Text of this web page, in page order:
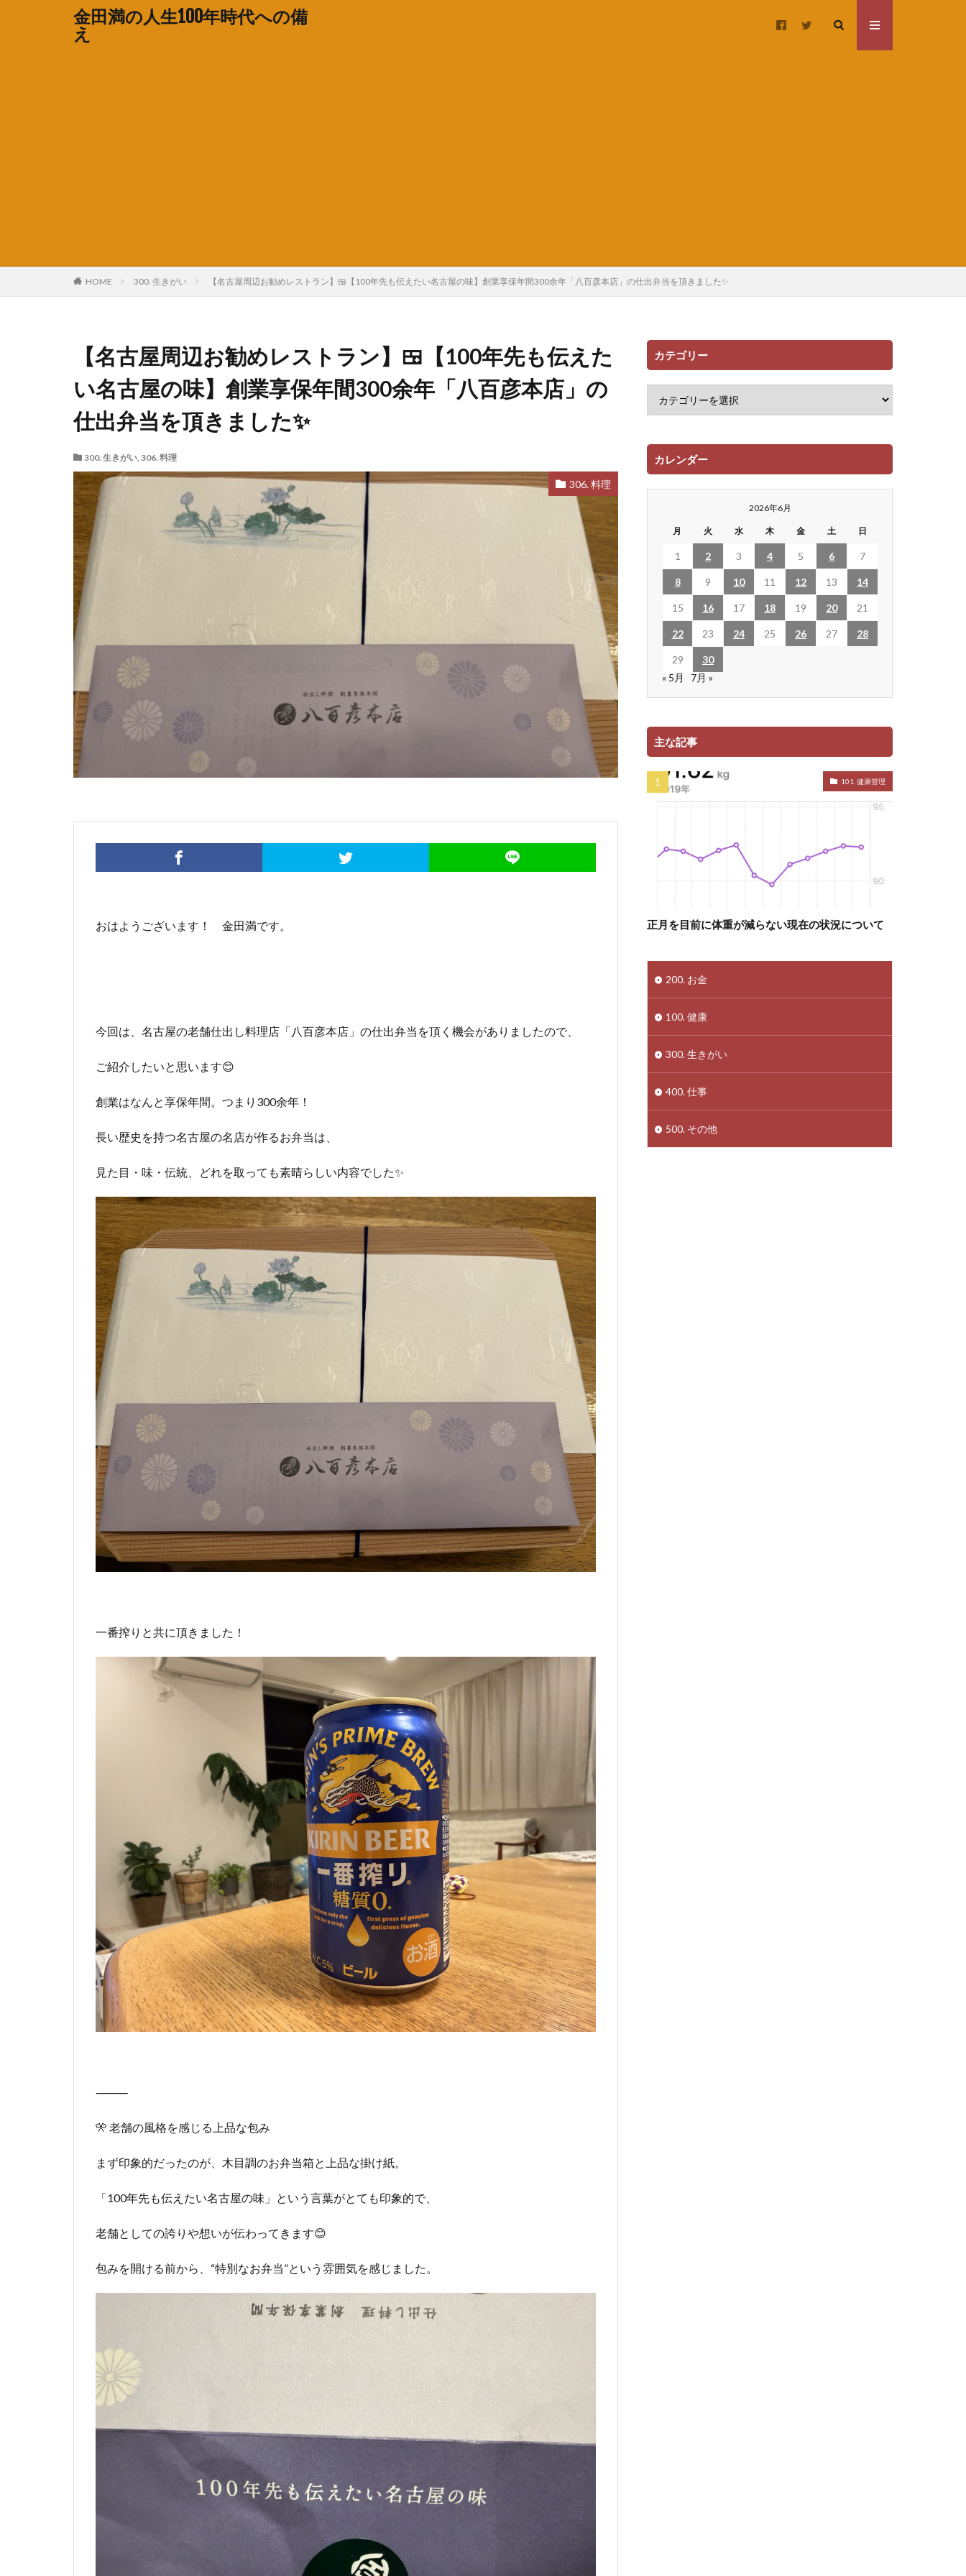
金田満の人生100年時代への備
え
HOME 300. 生きがい 【名古屋周辺お勧めレストラン】🍱【100年先も伝えたい名古屋の味】創業享保年間300余年「八百彦本店」の仕出弁当を頂きました✨
【名古屋周辺お勧めレストラン】🍱【100年先も伝えた
い名古屋の味】創業享保年間300余年「八百彦本店」の
仕出弁当を頂きました✨
300. 生きがい, 306. 料理
306. 料理
おはようございます！ 金田満です。
今回は、名古屋の老舗仕出し料理店「八百彦本店」の仕出弁当を頂く機会がありましたので、
ご紹介したいと思います😊
創業はなんと享保年間。つまり300余年！
長い歴史を持つ名古屋の名店が作るお弁当は、
見た目・味・伝統、どれを取っても素晴らしい内容でした✨
一番搾りと共に頂きました！
⸻
🎌 老舗の風格を感じる上品な包み
まず印象的だったのが、木目調のお弁当箱と上品な掛け紙。
「100年先も伝えたい名古屋の味」という言葉がとても印象的で、
老舗としての誇りや想いが伝わってきます😊
包みを開ける前から、“特別なお弁当”という雰囲気を感じました。
カテゴリー
カレンダー
2026年6月
月 火 水 木 金 土 日
1 2 3 4 5 6 7
8 9 10 11 12 13 14
15 16 17 18 19 20 21
22 23 24 25 26 27 28
29
30
« 5月
7月 »
主な記事
101. 健康管理
正月を目前に体重が減らない現在の状況について
200. お金
100. 健康
300. 生きがい
400. 仕事
500. その他